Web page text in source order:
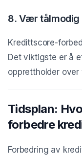
8. Vær
Kredittscore-
Det viktigste er å
opprettholder over
Tidsplan:
forbedre
Forbedring av